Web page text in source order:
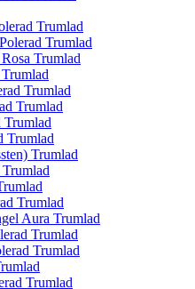
Trumlad
Trumlad
Trumlad
Trumlad
Trumlad
Trumlad
Trumlad
Trumlad
Trumlad
Aura Trumlad
Trumlad
Trumlad
Trumlad